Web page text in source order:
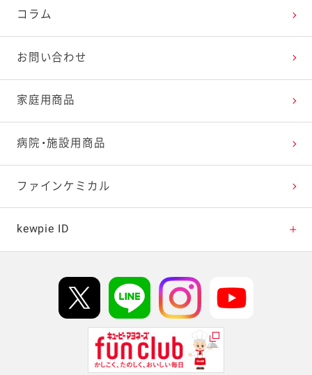
おすすめ特集
商品紹介動画一覧
レシピを探す
たまご料理で楽しむイースター
パンを皿にサラダでおいしく！サラぱん
ペイザンヌサラダ
ベジコンボ
ベジつまレシピ
コラム
お問い合わせ
家庭用商品
病院・施設用商品
ファインケミカル
kewpie ID
Hi! kewpieについて
Qummyについて